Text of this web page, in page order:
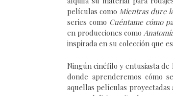
películas como Mientras dure
series como Cuéntame cómo
en producciones como
inspirada en su colección que
Ningún cinéfilo y entusiasta
donde aprenderemos cómo
aquellas películas